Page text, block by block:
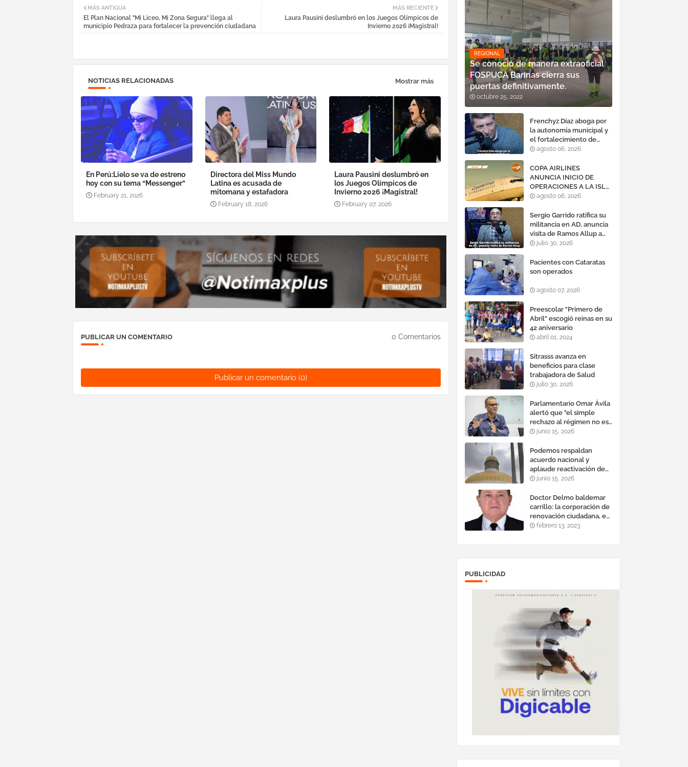
MÁS RECIENTE
Laura Pausini deslumbró en los Juegos Olímpicos de
Invierno 2026 ¡Magistral!
MÁS ANTIGUA
El Plan Nacional "Mi Liceo, Mi Zona Segura" llega al
municipio Pedraza para fortalecer la prevención ciudadana
NOTICIAS RELACIONADAS Mostrar más
En Perú:Lielo se va de estreno
hoy con su tema “Messenger”
February 21, 2026
Directora del Miss Mundo
Latina es acusada de
mitomana y estafadora
February 18, 2026
Laura Pausini deslumbró en
los Juegos Olímpicos de
Invierno 2026 ¡Magistral!
February 07, 2026
PUBLICAR UN COMENTARIO 0 Comentarios
Publicar un comentario (0)
REGIONAL
Se conoció de manera extraoficial
FOSPUCA Barinas cierra sus
puertas definitivamente.
octubre 25, 2022
Frenchyz Díaz aboga por
la autonomía municipal y
el fortalecimiento de
servicios públicos
agosto 06, 2026
COPA AIRLINES
ANUNCIA INICIO DE
OPERACIONES A LA ISLA
DE MARGARITA,
agosto 06, 2026
Sergio Garrido ratifica su
militancia en AD, anuncia
visita de Ramos Allup a
Barinas y llama a
cauteloso»
julio 30, 2026
Pacientes con Cataratas
son operados
agosto 07, 2026
Preescolar "Primero de
Abril" escogió reinas en su
42 aniversario
abril 01, 2024
Sitrasss avanza en
beneficios para clase
trabajadora de Salud
julio 30, 2026
Parlamentario Omar Ávila
alertó que "el simple
rechazo al régimen no es
suficiente para lograr un
efectivo"
junio 15, 2026
Podemos respaldan
acuerdo nacional y
aplaude reactivación de
Tocoma con la
megavatios al sistema
eléctrico nacional
junio 15, 2026
Doctor Delmo baldemar
carrillo: la corporación de
renovación ciudadana, es
un banco mundial de
febrero 13, 2023
PUBLICIDAD